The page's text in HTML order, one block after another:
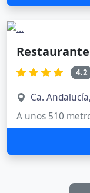
4.2
Ca.
A unos 510